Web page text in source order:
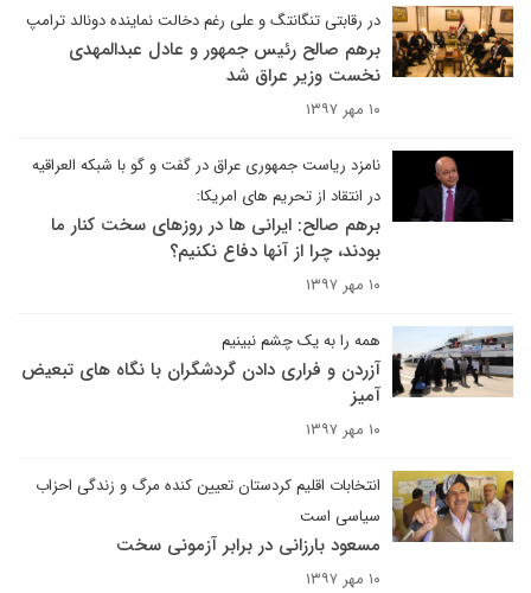
در رقابتی تنگانتگ و علی رغم دخالت نماینده دونالد ترامپ
برهم صالح رئیس جمهور و عادل عبدالمهدی
نخست وزیر عراق شد
۱۰ مهر ۱۳۹۷
نامزد ریاست جمهوری عراق در گفت و گو با شبکه العراقیه
در انتقاد از تحریم های امریکا:
برهم صالح: ایرانی ها در روزهای سخت کنار ما
بودند، چرا از آنها دفاع نکنیم؟
۱۰ مهر ۱۳۹۷
همه را به یک چشم نبینیم
آزردن و فراری دادن گردشگران با نگاه های تبعیض
آمیز
۱۰ مهر ۱۳۹۷
انتخابات اقلیم کردستان تعیین کنده مرگ و زندگی احزاب
سیاسی است
مسعود بارزانی در برابر آزمونی سخت
۱۰ مهر ۱۳۹۷